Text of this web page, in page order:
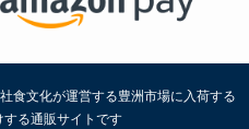
食文化が運営する豊洲市場に入荷する
る通販サイトです